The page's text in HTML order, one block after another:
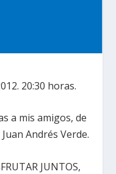
20:30 horas.
a mis amigos, de
Andrés Verde.
JUNTOS,